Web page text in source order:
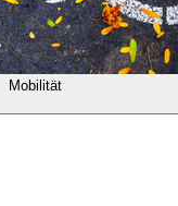
Mobilität